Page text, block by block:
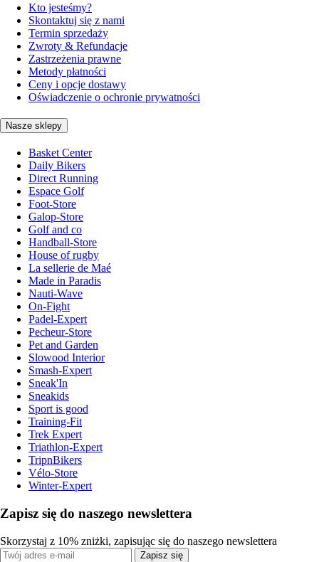
Kto jesteśmy?
Skontaktuj się z nami
Termin sprzedaży
Zwroty & Refundacje
Zastrzeżenia prawne
Metody płatności
Ceny i opcje dostawy
Oświadczenie o ochronie prywatności
Nasze sklepy
Basket Center
Daily Bikers
Direct Running
Espace Golf
Foot-Store
Galop-Store
Golf and co
Handball-Store
House of rugby
La sellerie de Maé
Made in Paradis
Nauti-Wave
On-Fight
Padel-Expert
Pecheur-Store
Pet and Garden
Slowood Interior
Smash-Expert
Sneak'In
Sneakids
Sport is good
Training-Fit
Trek Expert
Triathlon-Expert
TripnBikers
Vélo-Store
Winter-Expert
Zapisz się do naszego newslettera
Skorzystaj z 10% zniżki, zapisując się do naszego newslettera
Zapisz się